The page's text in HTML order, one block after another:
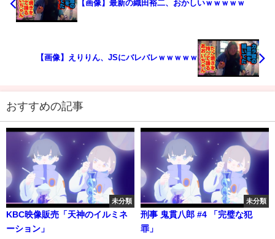
【画像】最新の織田裕二、おかしいｗｗｗｗｗ
【画像】えりりん、JSにバレバレｗｗｗｗｗ
おすすめの記事
未分類
KBC映像販売「天神のイルミネ
ーション」
未分類
刑事 鬼貫八郎 #4 「完璧な犯
罪」